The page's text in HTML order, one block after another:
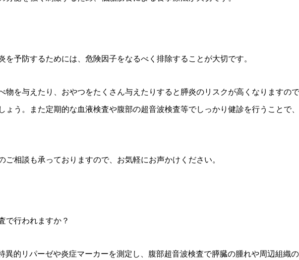
を予防するためには、危険因子をなるべく排除することが大切です。
物を与えたり、おやつをたくさん与えたりすると膵炎のリスクが高くなりますの
ょう。また定期的な血液検査や腹部の超音波検査等でしっかり健診を行うことで
ご相談も承っておりますので、お気軽にお声かけください。
で行われますか？
異的リパーゼや炎症マーカーを測定し、腹部超音波検査で膵臓の腫れや周辺組織の